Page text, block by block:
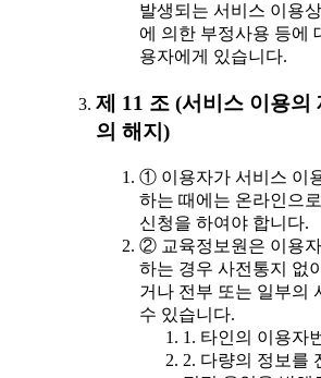
발생되는 서비스 이용
에 의한 부정사용 등에
용자에게 있습니다.
제 11 조 (서비스 이용의
의 해지)
① 이용자가 서비스 이
하는 때에는 온라인으
신청을 하여야 합니다.
② 교육정보원은 이용
하는 경우 사전통지 없
거나 전부 또는 일부의
수 있습니다.
1. 타인의 이용자
2. 다량의 정보를